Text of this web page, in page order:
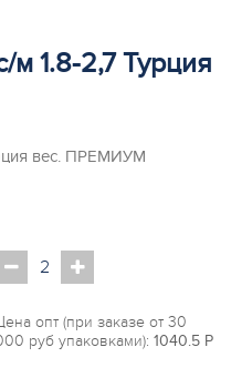
1.8-2,7 Турция
вес. ПРЕМИУМ
опт (при заказе от 30
руб упаковками): 1040.5 P